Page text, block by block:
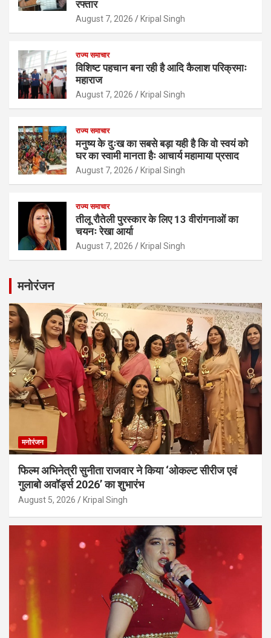
रफ्तार
August 7, 2026 Kripal Singh
राज्य समाचार
विशिष्ट पहचान बना रही है आदि कैलाश परिक्रमाः
महाराज
August 7, 2026 Kripal Singh
राज्य समाचार
मनुष्य के दुःख का सबसे बड़ा यही है कि वो स्वयं को
घर का स्वामी मानता हैः आचार्य महामाया प्रसाद
August 7, 2026 Kripal Singh
राज्य समाचार
तीलू रौतेली पुरस्कार के लिए 13 वीरांगनाओं का
चयनः रेखा आर्या
August 7, 2026 Kripal Singh
मनोरंजन
मनोरंजन
फिल्म अभिनेत्री सुनीता राजवार ने किया ‘ओकल्ट सीरीज एवं
गुलाबो अवॉर्ड्स 2026’ का शुभारंभ
August 5, 2026 Kripal Singh